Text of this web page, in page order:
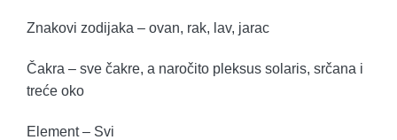
Znakovi zodijaka – ovan, rak, lav, jarac
Čakra – sve čakre, a naročito pleksus solaris, srčana i
treće oko
Element – Svi